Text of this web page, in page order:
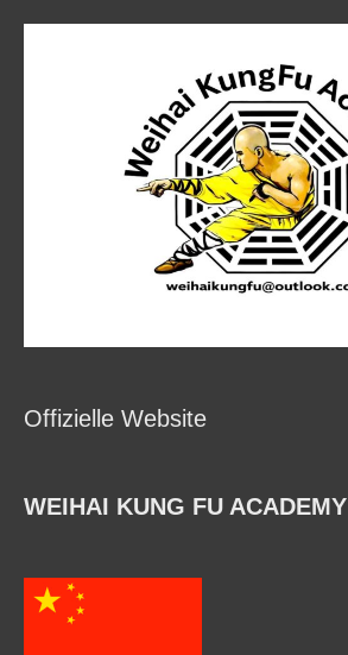
Offizielle Website
WEIHAI KUNG FU ACADEMY